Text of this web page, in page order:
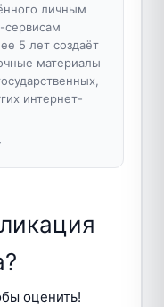
личным
сервисам
5 лет создаёт
материалы
интернет-
оценить!